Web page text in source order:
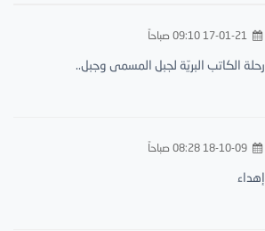
17-01-21 09:10 صباحاً
رحلة الكاتب البريّة لجبل المسمى وجبل..
18-10-09 08:28 صباحاً
إهداء